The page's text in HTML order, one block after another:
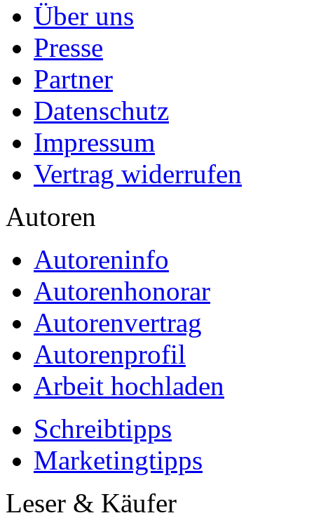
Über uns
Presse
Partner
Datenschutz
Impressum
Vertrag widerrufen
Autoren
Autoreninfo
Autorenhonorar
Autorenvertrag
Autorenprofil
Arbeit hochladen
Schreibtipps
Marketingtipps
Leser & Käufer